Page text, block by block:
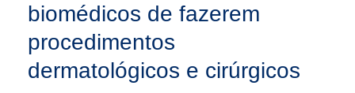
biomédicos de fazerem
procedimentos
dermatológicos e cirúrgicos